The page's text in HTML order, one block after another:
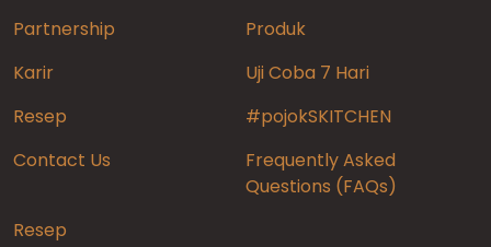
Partnership
Produk
Karir
Uji Coba 7 Hari
Resep
#pojokSKITCHEN
Contact Us
Frequently Asked
Questions (FAQs)
Resep